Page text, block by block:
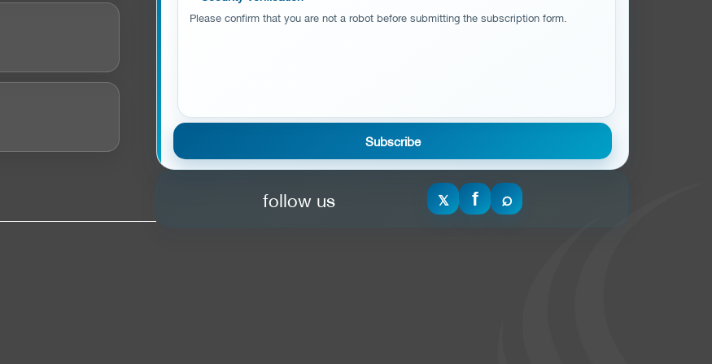
Please confirm that you are not a robot before submitting the subscription form.
follow us